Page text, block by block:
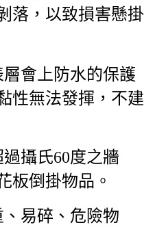
落，以致損害懸掛
層會上防水的保護
性無法發揮，不建
過攝氏60度之牆
板倒掛物品。
、易碎、危險物